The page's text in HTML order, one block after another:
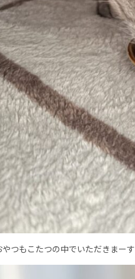
やつもこたつの中でいただきまーす